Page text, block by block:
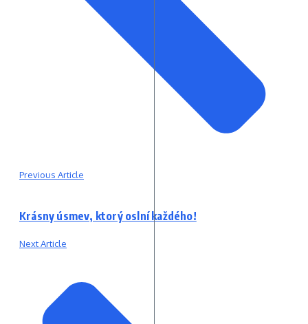
Previous Article
Krásny úsmev, ktorý oslní každého!
Next Article